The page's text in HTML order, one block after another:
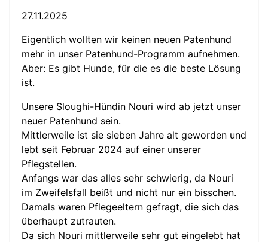
27.11.2025
Eigentlich wollten wir keinen neuen Patenhund
mehr in unser Patenhund-Programm aufnehmen.
Aber: Es gibt Hunde, für die es die beste Lösung
ist.
Unsere Sloughi-Hündin Nouri wird ab jetzt unser
neuer Patenhund sein.
Mittlerweile ist sie sieben Jahre alt geworden und
lebt seit Februar 2024 auf einer unserer
Pflegstellen.
Anfangs war das alles sehr schwierig, da Nouri
im Zweifelsfall beißt und nicht nur ein bisschen.
Damals waren Pflegeeltern gefragt, die sich das
überhaupt zutrauten.
Da sich Nouri mittlerweile sehr gut eingelebt hat